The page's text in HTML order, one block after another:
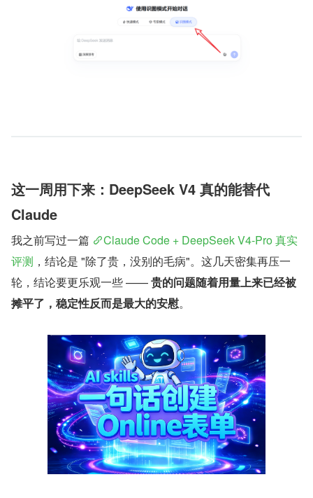
这一周用下来：DeepSeek V4 真的能替代
Claude
我之前写过一篇
Claude Code + DeepSeek V4-Pro 真实
评测 ，结论是 "除了贵，没别的毛病"。这几天密集再压一
轮，结论要更乐观一些 —— 贵的问题随着用量上来已经被
摊平了，稳定性反而是最大的安慰。